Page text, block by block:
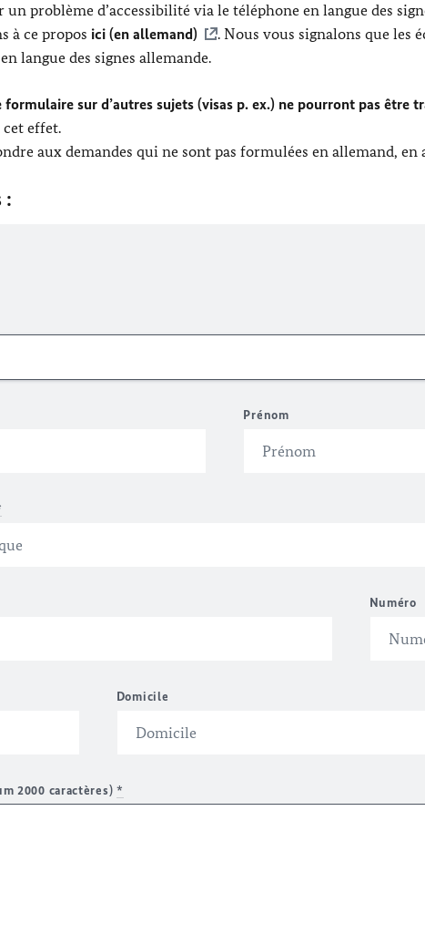
un problème d’accessibilité via le téléphone en langue des
à ce propos ici (en allemand)
. Nous vous signalons que les
langue des signes allemande.
formulaire sur d’autres sujets (visas p. ex.) ne pourront pas être
cet effet.
aux demandes qui ne sont pas formulées en allemand, en
:
Prénom
Numéro
Domicile
2000 caractères) *